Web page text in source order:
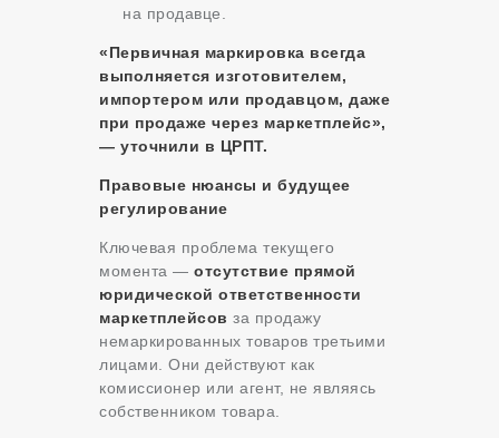
на продавце.
«Первичная маркировка всегда
выполняется изготовителем,
импортером или продавцом, даже
при продаже через маркетплейс»,
— уточнили в ЦРПТ.
Правовые нюансы и будущее
регулирование
Ключевая проблема текущего
момента — отсутствие прямой
юридической ответственности
маркетплейсов за продажу
немаркированных товаров третьими
лицами. Они действуют как
комиссионер или агент, не являясь
собственником товара.